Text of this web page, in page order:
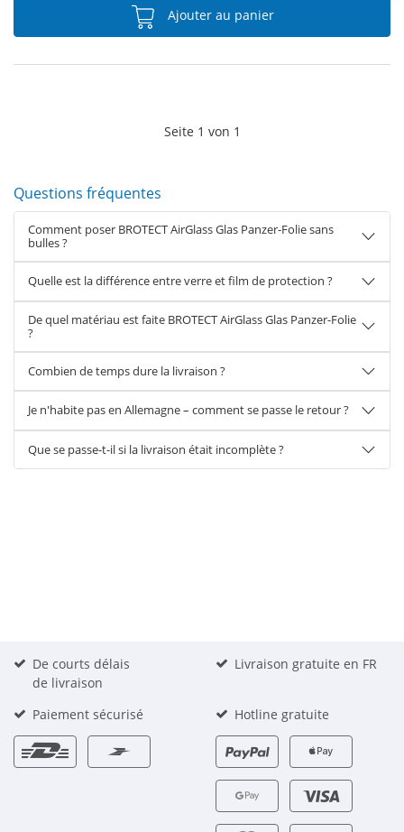
Ajouter au panier
Seite 1 von 1
Questions fréquentes
Comment poser BROTECT AirGlass Glas Panzer-Folie sans
bulles ?
Quelle est la différence entre verre et film de protection ?
De quel matériau est faite BROTECT AirGlass Glas Panzer-Folie
?
Combien de temps dure la livraison ?
Je n'habite pas en Allemagne – comment se passe le retour ?
Que se passe-t-il si la livraison était incomplète ?
De courts délais
de livraison
Livraison gratuite en FR
Paiement sécurisé Hotline gratuite